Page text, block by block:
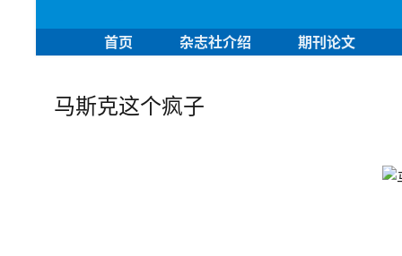
首页 杂志社介绍 期刊论文
马斯克这个疯子